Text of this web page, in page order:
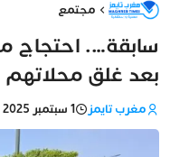
مجتمع
سابقة….
بعد غلق محلاتهم
مغرب تايمز 1 سبتمبر 2025 - 13:59